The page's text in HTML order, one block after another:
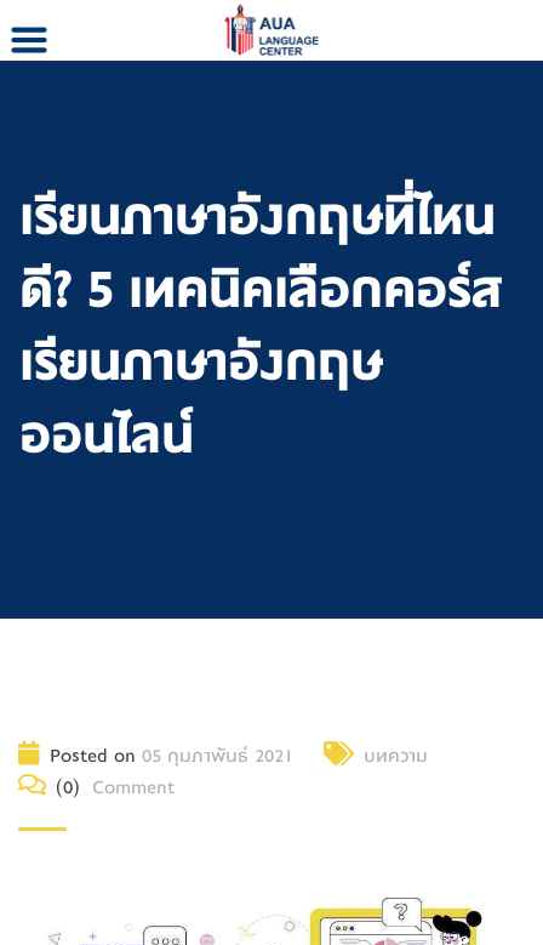
เรียนภาษาอังกฤษที่ไหน
ดี? 5 เทคนิคเลือกคอร์ส
เรียนภาษาอังกฤษ
ออนไลน์
Posted on 05 กุมภาพันธ์ 2021
บทความ
(0) Comment